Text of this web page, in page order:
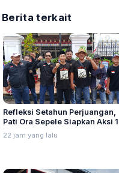
Berita terkait
Refleksi Setahun Perjuangan,
Pati Ora Sepele Siapkan Aksi
13 Agustus
22 jam yang lalu